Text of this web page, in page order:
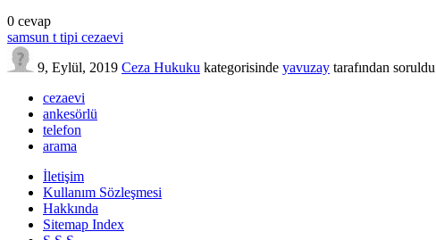
0 cevap
samsun t tipi cezaevi
9, Eylül, 2019 Ceza Hukuku kategorisinde yavuzay tarafından soruldu
cezaevi
ankesörlü
telefon
arama
İletişim
Kullanım Sözleşmesi
Hakkında
Sitemap Index